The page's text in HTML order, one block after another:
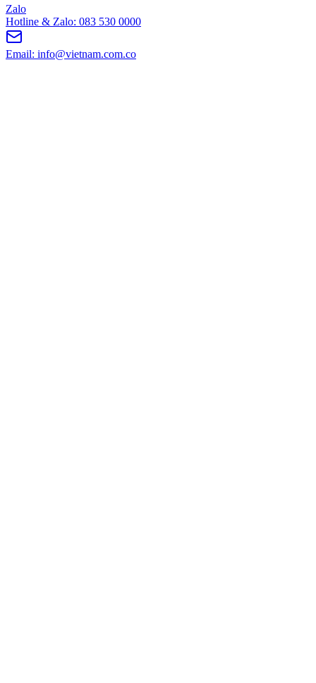
Zalo
Hotline & Zalo: 083 530 0000
Email: info@vietnam.com.co